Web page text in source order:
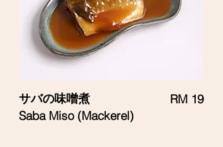
サバの味噌煮
RM 19
Saba Miso (Mackerel)